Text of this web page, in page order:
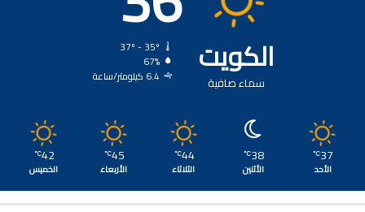
الكويت
سماء صافية
67%
6.4 كيلومتر/ساعة
37
℃
الأحد
38
℃
الأثنين
44
℃
الثلاثاء
45
℃
الأربعاء
42
℃
الخميس